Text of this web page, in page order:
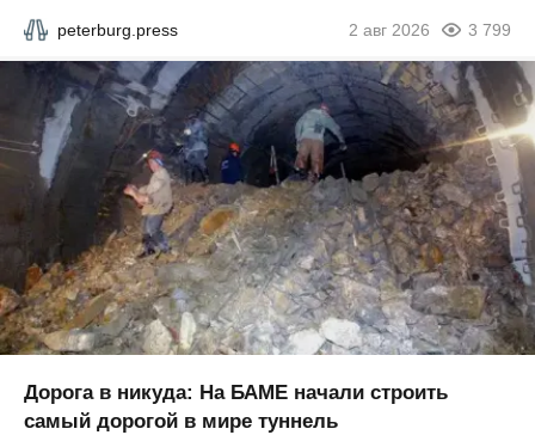
peterburg.press 2 авг 2026 3 799
Дорога в никуда: На БАМЕ начали строить
самый дорогой в мире туннель